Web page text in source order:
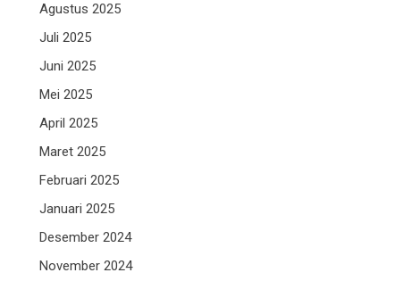
Agustus 2025
Juli 2025
Juni 2025
Mei 2025
April 2025
Maret 2025
Februari 2025
Januari 2025
Desember 2024
November 2024